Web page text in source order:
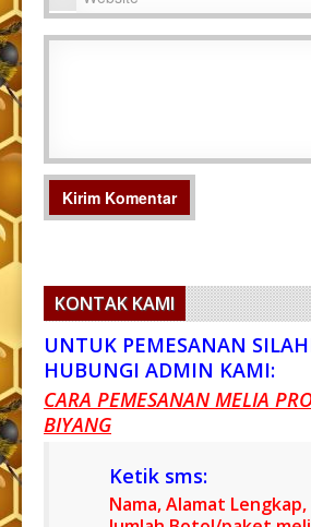
KONTAK KAMI
UNTUK PEMESANAN
HUBUNGI ADMIN KAMI:
CARA PEMESANAN MELIA
BIYANG
Ketik sms:
Nama, Alamat Lengkap,